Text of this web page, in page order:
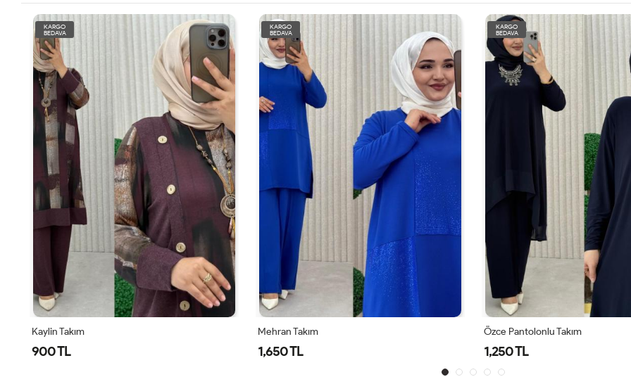
KARGO
BEDAVA
Mehran Takım
1,650 TL
KARGO
BEDAVA
Özce Pantolonlu Takım
1,250 TL
KARGO
BEDAVA
Mehran Takım
1,650 TL